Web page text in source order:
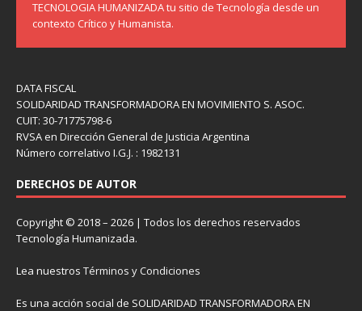
TECNOLOGIA HUMANIZADA tu sitio de Tecnología desde un
contexto Crítico y Humanista.
DATA FISCAL
SOLIDARIDAD TRANSFORMADORA EN MOVIMIENTO S. ASOC.
CUIT: 30-71775798-6
RVSA en Dirección General de Justicia Argentina
Número correlativo I.G.J. : 1982131
DERECHOS DE AUTOR
Copyright © 2018 – 2026 | Todos los derechos reservados
Tecnología Humanizada.
Lea nuestros Términos y Condiciones
Es una acción social de SOLIDARIDAD TRANSFORMADORA EN